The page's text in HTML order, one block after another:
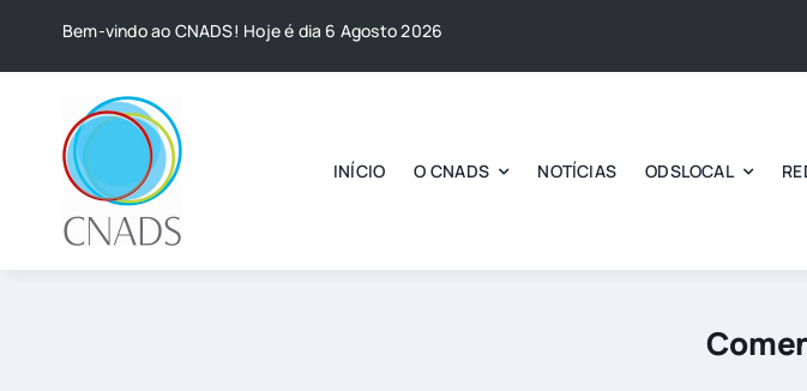
Bem-vindo ao CNADS! Hoje é dia 6 Agosto 2026
INÍCIO O CNADS NOTÍCIAS ODSLOCAL